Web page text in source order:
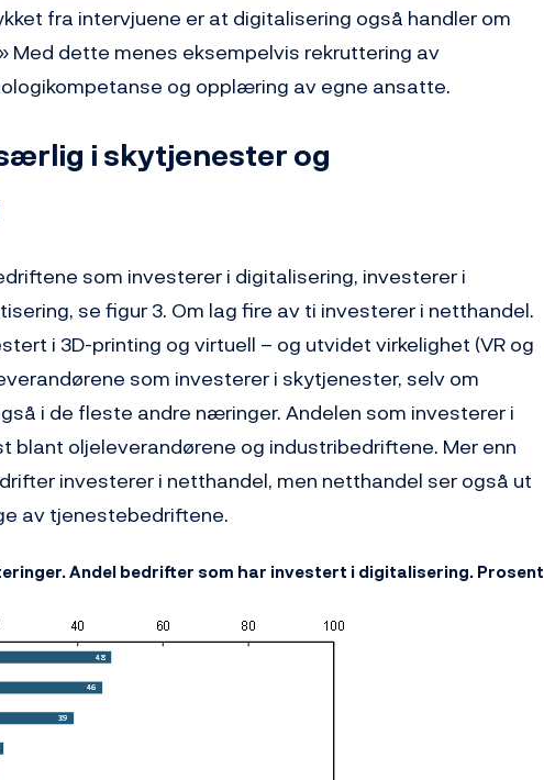
fra intervjuene er at digitalisering også handler om
Med dette menes eksempelvis rekruttering av
og opplæring av egne ansatte.
i skytjenester og
som investerer i digitalisering, investerer i
se figur 3. Om lag fire av ti investerer i netthandel.
i 3D-printing og virtuell – og utvidet virkelighet (VR og
som investerer i skytjenester, selv om
i de fleste andre næringer. Andelen som investerer i
blant oljeleverandørene og industribedriftene. Mer enn
investerer i netthandel, men netthandel ser også ut
av tjenestebedriftene.
Andel bedrifter som har investert i digitalisering. Prosent